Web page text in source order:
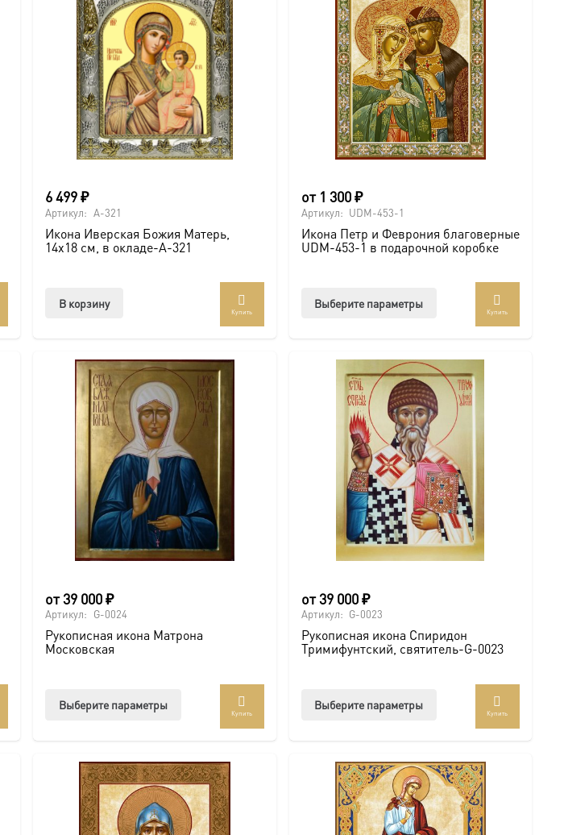
можно
выбрать
на
странице
товара.
можно
выбрать
на
странице
товара.
6 499₽
Артикул: A-321
Икона Иверская Божия Матерь,
14х18 см, в окладе-A-321
В корзину
Купить
от 1 300₽
Артикул: UDM-453-1
Икона Петр и Феврония благоверные
UDM-453-1 в подарочной коробке
Выберите параметры
вариаций.
Опции
можно
выбрать
на
странице
товара.
Купить
от39 000₽
Артикул: G-0024
Рукописная икона Матрона
Московская
Выберите параметры
вариаций.
Опции
можно
Купить
от39 000₽
Артикул: G-0023
Рукописная икона Спиридон
Тримифунтский, святитель-G-0023
Выберите параметры
вариаций.
Опции
можно
Купить